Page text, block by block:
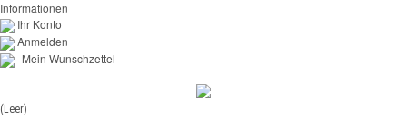
Informationen
Ihr Konto
Anmelden
Mein Wunschzettel
(Leer)